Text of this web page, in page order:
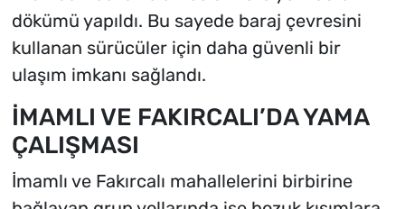
dökümü yapıldı. Bu sayede baraj çevresini
kullanan sürücüler için daha güvenli bir
ulaşım imkanı sağlandı.
İMAMLI VE FAKIRCALI’DA YAMA
ÇALIŞMASI
İmamlı ve Fakırcalı mahallelerini birbirine